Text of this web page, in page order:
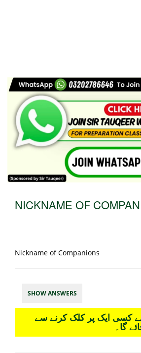
NICKNAME OF
Nickname of Companions
SHOW ANSWERS
کسی ایک پر کلک کرنے سے
گا۔